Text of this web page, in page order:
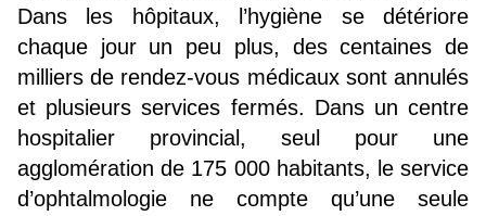
Dans les hôpitaux, l’hygiène se détériore
chaque jour un peu plus, des centaines de
milliers de rendez-vous médicaux sont annulés
et plusieurs services fermés. Dans un centre
hospitalier provincial, seul pour une
agglomération de 175 000 habitants, le service
d’ophtalmologie ne compte qu’une seule